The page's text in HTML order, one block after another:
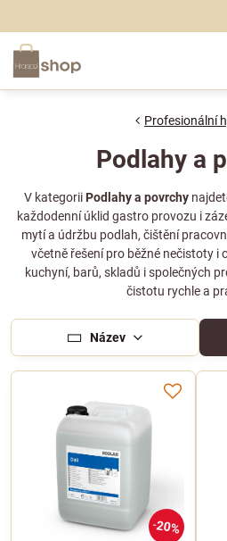
Profesionální
Podlahy a
V kategorii Podlahy a povrchy
každodenní úklid gastro provozu i
mytí a údržbu podlah, čištění
včetně řešení pro běžné nečistoty i
kuchyní, barů, skladů i společných
čistotu rychle a
Název
20%